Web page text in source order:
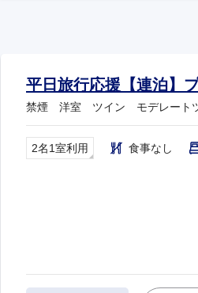
平日旅行応援【連泊】
禁煙 洋室 ツイン モデレート
2名1室利用 食事なし